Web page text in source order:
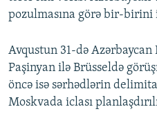
pozulmasına görə bir-
Avqustun 31-də
Paşinyan ilə Brüsseldə
öncə isə sərhədlərin
Moskvada iclası